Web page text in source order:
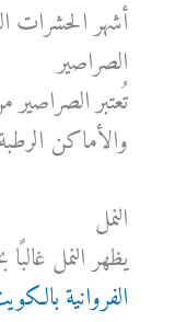
أشهر الحشرات
الصراصير
تُعتبر
والأماكن
النمل
يظهر النمل
الفروانية